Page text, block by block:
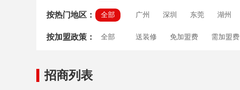
按热门地区： 全部 广州 深圳 东莞 湖州
按加盟政策： 全部 送装修 免加盟费 需加盟费
招商列表